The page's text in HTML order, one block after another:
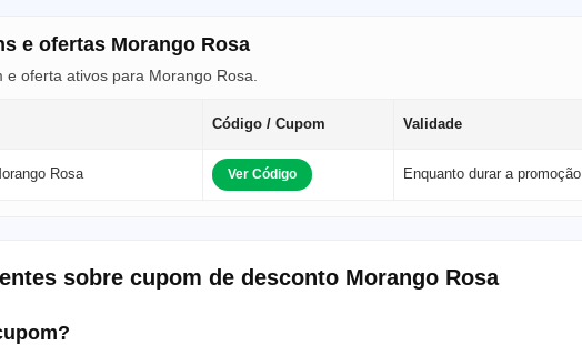
e ofertas Morango Rosa
e oferta ativos para Morango Rosa.
Código / Cupom Validade
Rosa Ver Código Enquanto durar a promoção
sobre cupom de desconto Morango Rosa